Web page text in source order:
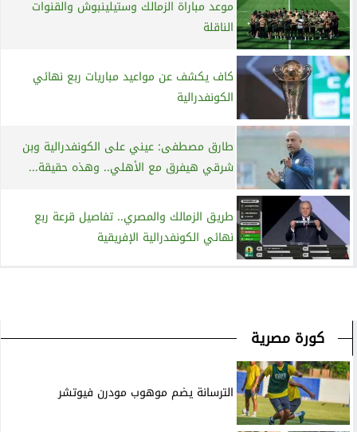
موعد مباراة الزمالك وستيلينبوش والقنوات
الناقلة
كاف يكشف عن مواعيد مباريات ربع نهائي
الكونفدرالية
طارق مصطفى: عيني على الكونفدرالية وبن
شرقي هيفرق مع الأهلي.. وهذه حقيقة...
طريق الزمالك والمصري.. تفاصيل قرعة ربع
نهائي الكونفدرالية الإفريقية
كورة مصرية
الترسانة يضم موهوب مودرن فيوتشر